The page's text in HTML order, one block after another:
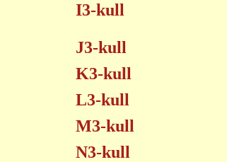
I3-kull
J3-kull
K3-kull
L3-kull
M3-kull
N3-kull